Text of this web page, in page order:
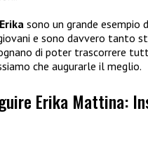
Erika sono un grande esempio
e sono davvero tanto
di poter trascorrere
che augurarle il meglio.
Erika Mattina: